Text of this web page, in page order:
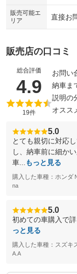
販売可能エ
リア
直接お
販売店の口コミ
総合評価
4.9 （
19件
お問い
納車ま
説明の
オスス
5.0
とても親切に対応
し、納車前に細か
車...
もっと見る
購入した車種：ホンダ
na
5.0
初めての車購入で
っと見る
購入した車種：スズキ
A.A